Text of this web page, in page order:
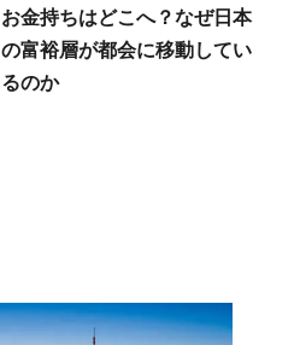
お金持ちはどこへ？なぜ日本
の富裕層が都会に移動してい
るのか